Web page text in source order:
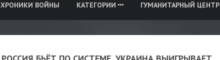
ХРОНИКИ ВОЙНЫ КАТЕГОРИИ ГУМАНИТАРНЫЙ ЦЕНТР